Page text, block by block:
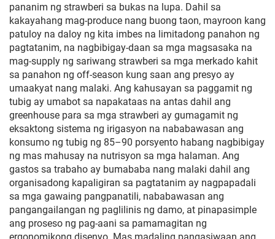
pananim ng strawberi sa bukas na lupa. Dahil sa
kakayahang mag-produce nang buong taon, mayroon kang
patuloy na daloy ng kita imbes na limitadong panahon ng
pagtatanim, na nagbibigay-daan sa mga magsasaka na
mag-supply ng sariwang strawberi sa mga merkado kahit
sa panahon ng off-season kung saan ang presyo ay
umaakyat nang malaki. Ang kahusayan sa paggamit ng
tubig ay umabot sa napakataas na antas dahil ang
greenhouse para sa mga strawberi ay gumagamit ng
eksaktong sistema ng irigasyon na nababawasan ang
konsumo ng tubig ng 85–90 porsyento habang nagbibigay
ng mas mahusay na nutrisyon sa mga halaman. Ang
gastos sa trabaho ay bumababa nang malaki dahil ang
organisadong kapaligiran sa pagtatanim ay nagpapadali
sa mga gawaing pangpanatili, nababawasan ang
pangangailangan ng paglilinis ng damo, at pinapasimple
ang proseso ng pag-aani sa pamamagitan ng